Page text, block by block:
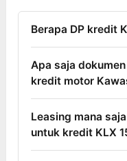
Berapa DP kredit
Apa saja
kredit motor
Leasing mana
untuk kredit KLX